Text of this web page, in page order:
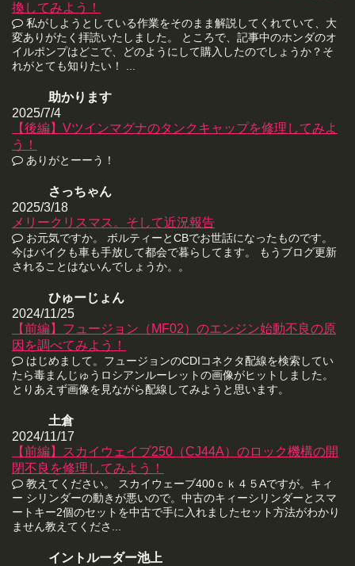
換してみよう！
私がしようとしている作業をそのまま解説してくれていて、大
変ありがたく拝読いたしました。 ところで、記事中のホンダのオ
イルポンプはどこで、どのようにして購入したのでしょうか？そ
れがとても知りたい！ ...
助かります
2025/7/4
【後編】Vツインマグナのタンクキャップを修理してみよ
う！
ありがとーーう！
さっちゃん
2025/3/18
メリークリスマス。そして近況報告
お元気ですか。 ボルティーとCBでお世話になったものです。
今はバイクも車も手放して都会で暮らしてます。 もうブログ更新
されることはないんでしょうか。。
ひゅーじょん
2024/11/25
【前編】フュージョン（MF02）のエンジン始動不良の原
因を調べてみよう！
はじめまして。フュージョンのCDIコネクタ配線を検索してい
たら毒まんじゅうロシアンルーレットの画像がヒットしました。
とりあえず画像を見ながら配線してみようと思います。
土倉
2024/11/17
【前編】スカイウェイブ250（CJ44A）のロック機構の開
閉不良を修理してみよう！
教えてください。 スカイウェーブ400ｃｋ４５Aですが。キィ
ー シリンダーの動きが悪いので。中古のキィーシリンダーとスマ
ートキー2個のセットを中古で手に入れましたセット方法がわかり
ません教えてくださ...
イントルーダー池上